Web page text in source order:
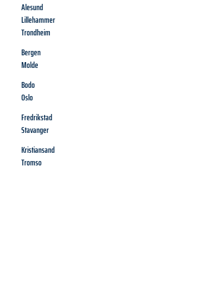
Alesund
Lillehammer
Trondheim
Bergen
Molde
Bodo
Oslo
Fredrikstad
Stavanger
Kristiansand
Tromso